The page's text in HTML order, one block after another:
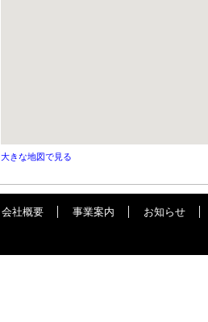
大きな地図で見る
会社概要 事業案内 お知らせ